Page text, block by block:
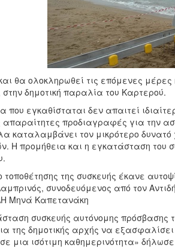
θα ολοκληρωθεί τις επόμενες
δημοτική παραλία του Καρτερού.
που εγκαθίσταται δεν απαιτεί
απαραίτητες προδιαγραφές για την
καταλαμβάνει τον μικρότερο δυνατό
Η προμήθεια και η εγκατάσταση του
τοποθέτησης της συσκευής έκανε
συνοδευόμενος από τον
Μηνά Καπετανάκη
συσκευής αυτόνομης πρόσβασης
της δημοτικής αρχής να εξασφαλίσει
μια ισότιμη καθημερινότητα»